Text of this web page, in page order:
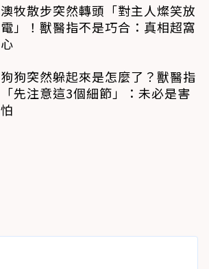
澳牧散步突然轉頭「對主人燦笑放
電」！獸醫指不是巧合：真相超窩
心
狗狗突然躲起來是怎麼了？獸醫指
「先注意這3個細節」：未必是害
怕